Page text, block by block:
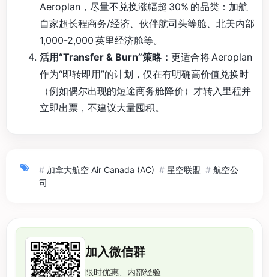
Aeroplan，尽量不兑换涨幅超 30% 的品类：加航
自家超长程商务/经济、伙伴航司头等舱、北美内部
1,000-2,000 英里经济舱等。
活用“Transfer & Burn”策略： 更适合将 Aeroplan
作为“即转即用”的计划，仅在有明确高价值兑换时
（例如偶尔出现的短途商务舱降价）才转入里程并
立即出票，不建议大量囤积。
# 加拿大航空 Air Canada (AC) # 星空联盟 # 航空公
司
加入微信群
限时优惠、内部经验